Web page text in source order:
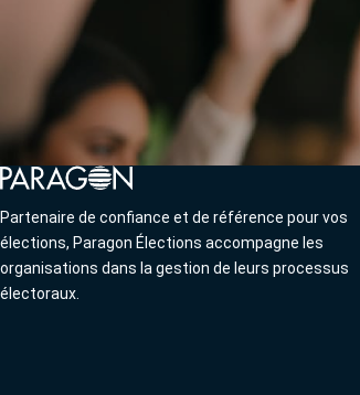
Partenaire de confiance et de référence pour vos
élections, Paragon Élections accompagne les
organisations dans la gestion de leurs processus
électoraux.